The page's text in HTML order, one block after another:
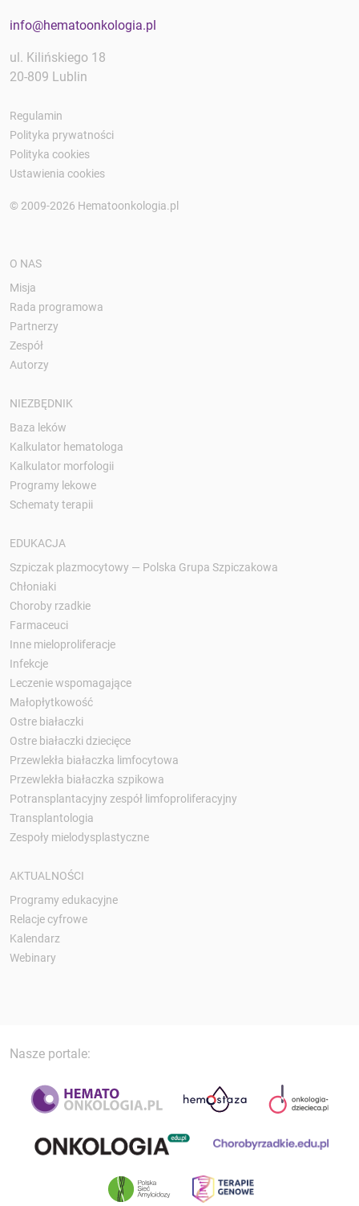
info@hematoonkologia.pl
ul. Kilińskiego 18
20-809 Lublin
Regulamin
Polityka prywatności
Polityka cookies
Ustawienia cookies
© 2009-2026 Hematoonkologia.pl
O NAS
Misja
Rada programowa
Partnerzy
Zespół
Autorzy
NIEZBĘDNIK
Baza leków
Kalkulator hematologa
Kalkulator morfologii
Programy lekowe
Schematy terapii
EDUKACJA
Szpiczak plazmocytowy — Polska Grupa Szpiczakowa
Chłoniaki
Choroby rzadkie
Farmaceuci
Inne mieloproliferacje
Infekcje
Leczenie wspomagające
Małopłytkowość
Ostre białaczki
Ostre białaczki dziecięce
Przewlekła białaczka limfocytowa
Przewlekła białaczka szpikowa
Potransplantacyjny zespół limfoproliferacyjny
Transplantologia
Zespoły mielodysplastyczne
AKTUALNOŚCI
Programy edukacyjne
Relacje cyfrowe
Kalendarz
Webinary
Nasze portale: